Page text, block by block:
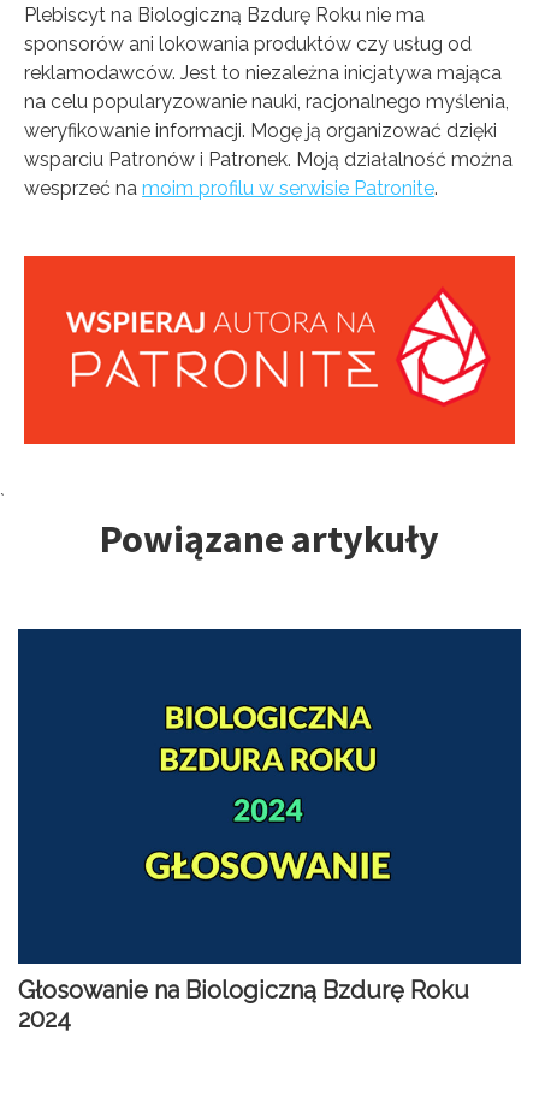
mail oraz imienia) zawartych w zgłoszeniu w celu otrzymywania
newslettera. W każdym momencie mogę wycofać zgodę wypisując się z
newslettera. Szczegółowe informacje o przetwarzaniu danych znajdują
się w polityce prywatności.
Plebiscyt na Biologiczną Bzdurę Roku nie ma
sponsorów ani lokowania produktów czy usług od
reklamodawców. Jest to niezależna inicjatywa mająca
na celu popularyzowanie nauki, racjonalnego myślenia,
weryfikowanie informacji. Mogę ją organizować dzięki
wsparciu Patronów i Patronek. Moją działalność można
wesprzeć na moim profilu w serwisie Patronite.
`
Powiązane artykuły
Głosowanie na Biologiczną Bzdurę Roku
2024